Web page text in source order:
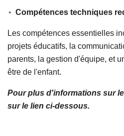
Compétences techniques
Les compétences essentielles
projets éducatifs, la
parents, la gestion d'équipe, et
être de l'enfant.
Pour plus d'informations sur
sur le lien ci-dessous.